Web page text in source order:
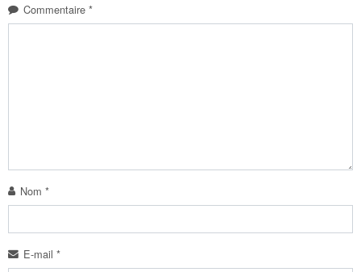
Commentaire *
Nom *
E-mail *